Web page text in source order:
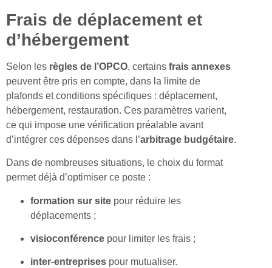
Frais de déplacement et
d’hébergement
Selon les règles de l’OPCO, certains frais annexes
peuvent être pris en compte, dans la limite de
plafonds et conditions spécifiques : déplacement,
hébergement, restauration. Ces paramètres varient,
ce qui impose une vérification préalable avant
d’intégrer ces dépenses dans l’arbitrage budgétaire.
Dans de nombreuses situations, le choix du format
permet déjà d’optimiser ce poste :
formation sur site pour réduire les
déplacements ;
visioconférence pour limiter les frais ;
inter-entreprises pour mutualiser.